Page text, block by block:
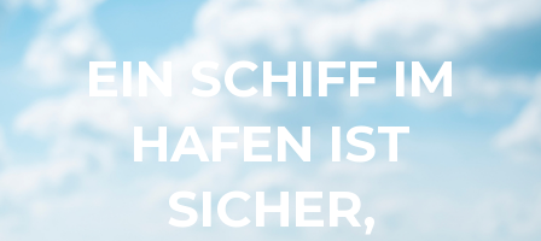
EIN SCHIFF IM
HAFEN IST
SICHER,